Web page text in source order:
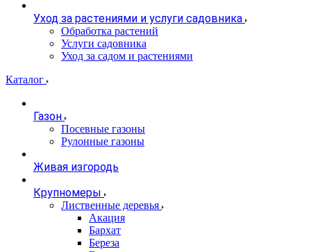
Уход за растениями и услуги садовника
Обработка растений
Услуги садовника
Уход за садом и растениями
Каталог
Газон
Посевные газоны
Рулонные газоны
Живая изгородь
Крупномеры
Лиственные деревья
Акация
Бархат
Береза